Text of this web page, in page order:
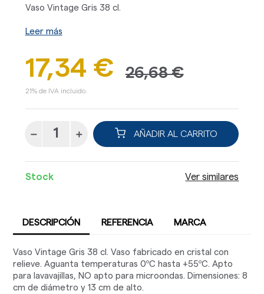
Vaso Vintage Gris 38 cl.
Leer más
17,34 € 26,68 €
21% de IVA incluido.
AÑADIR AL CARRITO
Stock Ver similares
DESCRIPCIÓN REFERENCIA MARCA
Vaso Vintage Gris 38 cl. Vaso fabricado en cristal con
relieve. Aguanta temperaturas 0ºC hasta +55ºC. Apto
para lavavajillas, NO apto para microondas. Dimensiones: 8
cm de diámetro y 13 cm de alto.